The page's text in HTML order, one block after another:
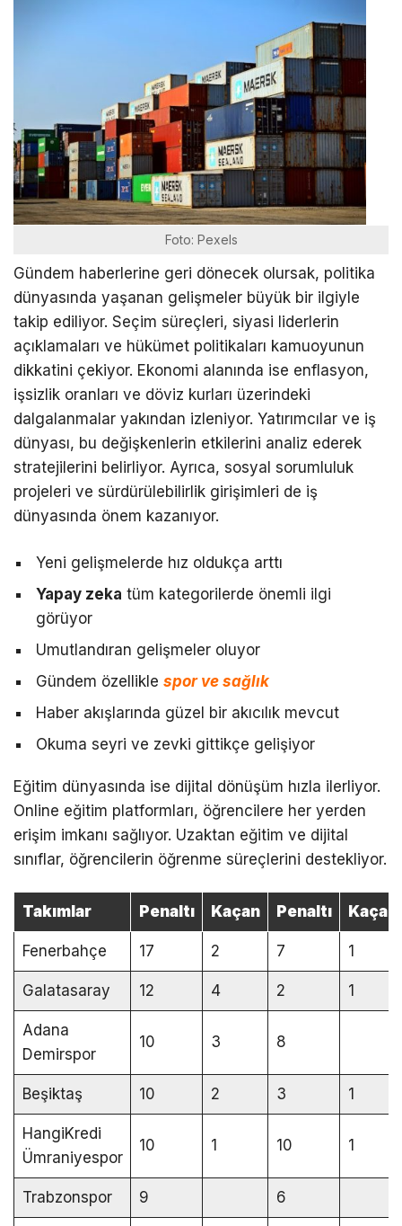
Foto: Pexels
Gündem haberlerine geri dönecek olursak, politika
dünyasında yaşanan gelişmeler büyük bir ilgiyle
takip ediliyor. Seçim süreçleri, siyasi liderlerin
açıklamaları ve hükümet politikaları kamuoyunun
dikkatini çekiyor. Ekonomi alanında ise enflasyon,
işsizlik oranları ve döviz kurları üzerindeki
dalgalanmalar yakından izleniyor. Yatırımcılar ve iş
dünyası, bu değişkenlerin etkilerini analiz ederek
stratejilerini belirliyor. Ayrıca, sosyal sorumluluk
projeleri ve sürdürülebilirlik girişimleri de iş
dünyasında önem kazanıyor.
Yeni gelişmelerde hız oldukça arttı
Yapay zeka tüm kategorilerde önemli ilgi
görüyor
Umutlandıran gelişmeler oluyor
Gündem özellikle spor ve sağlık
Haber akışlarında güzel bir akıcılık mevcut
Okuma seyri ve zevki gittikçe gelişiyor
Eğitim dünyasında ise dijital dönüşüm hızla ilerliyor.
Online eğitim platformları, öğrencilere her yerden
erişim imkanı sağlıyor. Uzaktan eğitim ve dijital
sınıflar, öğrencilerin öğrenme süreçlerini destekliyor.
Takımlar Penaltı Kaçan Penaltı Kaçan
Fenerbahçe 17 2 7 1
Galatasaray 12 4 2 1
Adana
Demirspor
10 3 8
Beşiktaş 10 2 3 1
HangiKredi
Ümraniyespor
10 1 10 1
Trabzonspor 9 6